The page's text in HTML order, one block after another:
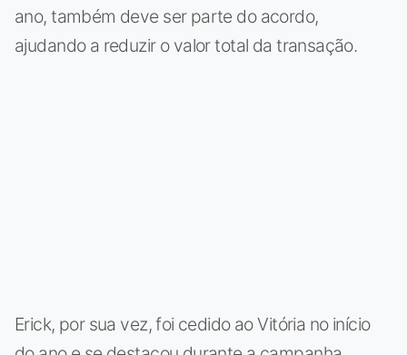
ano, também deve ser parte do acordo,
ajudando a reduzir o valor total da transação.
Erick, por sua vez, foi cedido ao Vitória no início